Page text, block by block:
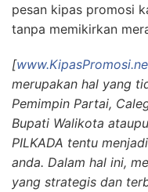
pesan kipas promosi
tanpa memikirkan
[
merupakan hal yang
Pemimpin Partai,
Bupati Walikota
PILKADA tentu
anda. Dalam hal ini,
yang strategis dan